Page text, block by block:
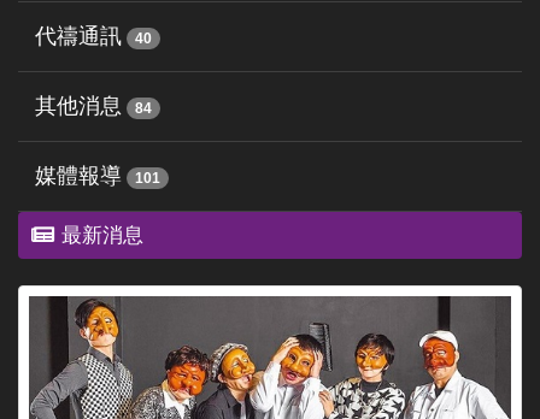
代禱通訊 40
其他消息 84
媒體報導 101
最新消息